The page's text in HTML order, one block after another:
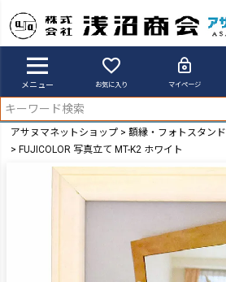
メニュー お気に入り マイページ
アサヌマネットショップ 額縁・フォトスタンド
FUJICOLOR 写真立て MT-K2 ホワイト